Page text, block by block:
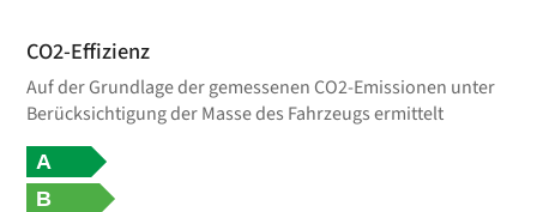
CO2-Effizienz
Auf der Grundlage der gemessenen CO2-Emissionen unter
Berücksichtigung der Masse des Fahrzeugs ermittelt
A
B